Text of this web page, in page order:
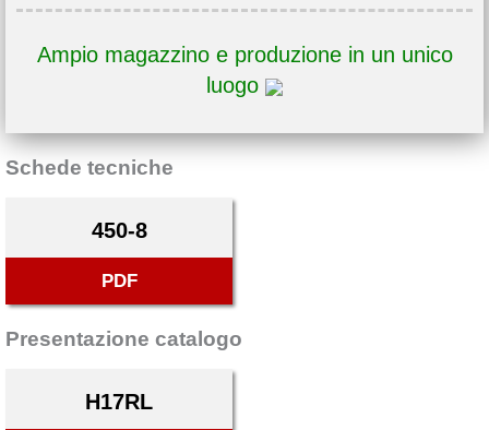
Ampio magazzino e produzione in un unico
luogo
Schede tecniche
450-8
PDF
Presentazione catalogo
H17RL